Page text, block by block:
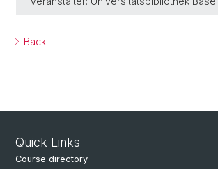
Back
Quick Links
Course directory